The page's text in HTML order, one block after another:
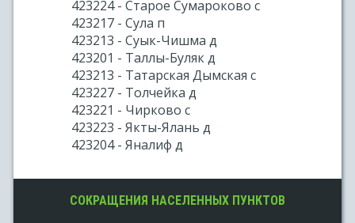
423224 - Старое Сумароково с
423217 - Сула п
423213 - Суык-Чишма д
423201 - Таллы-Буляк д
423213 - Татарская Дымская с
423227 - Толчейка д
423221 - Чирково с
423223 - Якты-Ялань д
423204 - Яналиф д
СОКРАЩЕНИЯ НАСЕЛЕННЫХ ПУНКТОВ